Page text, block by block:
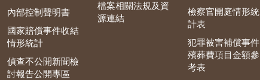
內部控制聲明書
國家賠償事件收結
情形統計
偵查不公開新聞檢
討報告公開專區
檔案相關法規及資
源連結
檢察官開庭情形統
計表
犯罪被害補償事件
殯葬費項目金額參
考表